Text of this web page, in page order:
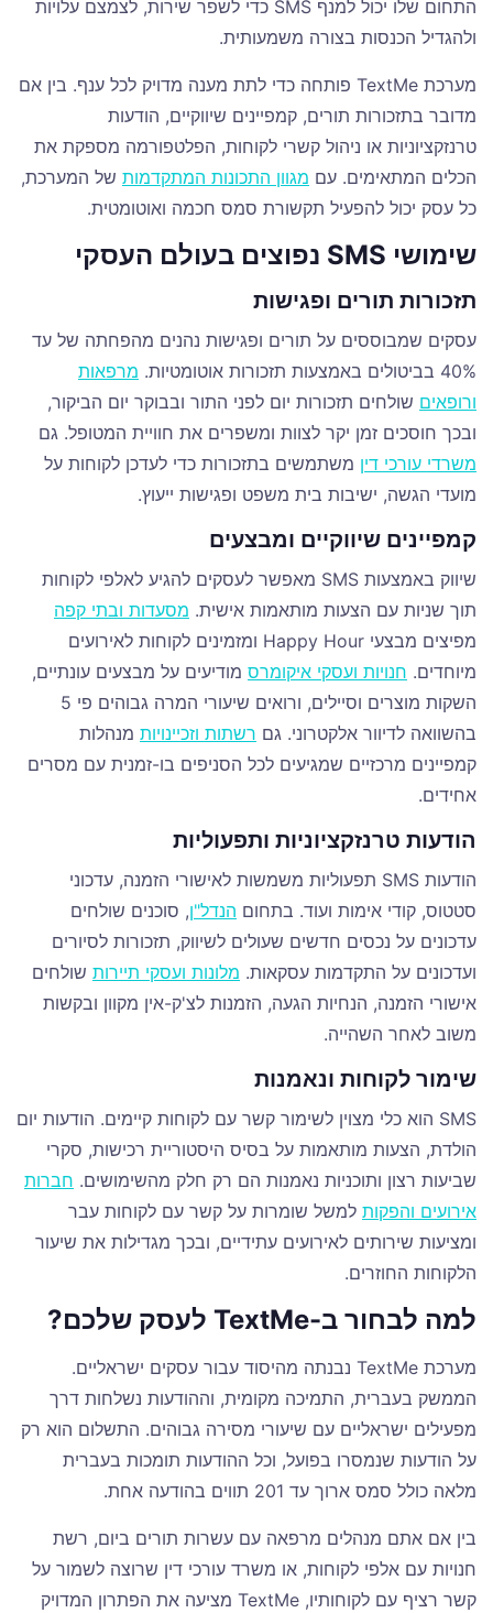
התחום שלו יכול למנף SMS כדי לשפר שירות, לצמצם עלויות
ולהגדיל הכנסות בצורה משמעותית.
מערכת TextMe פותחה כדי לתת מענה מדויק לכל ענף. בין אם
מדובר בתזכורות תורים, קמפיינים שיווקיים, הודעות
טרנזקציוניות או ניהול קשרי לקוחות, הפלטפורמה מספקת את
הכלים המתאימים. עם מגוון התכונות המתקדמות של המערכת,
כל עסק יכול להפעיל תקשורת סמס חכמה ואוטומטית.
שימושי SMS נפוצים בעולם העסקי
תזכורות תורים ופגישות
עסקים שמבוססים על תורים ופגישות נהנים מהפחתה של עד
40% בביטולים באמצעות תזכורות אוטומטיות.
מרפאות
ורופאים שולחים תזכורות יום לפני התור ובבוקר יום הביקור,
ובכך חוסכים זמן יקר לצוות ומשפרים את חוויית המטופל. גם
משרדי עורכי דין משתמשים בתזכורות כדי לעדכן לקוחות על
מועדי הגשה, ישיבות בית משפט ופגישות ייעוץ.
קמפיינים שיווקיים ומבצעים
שיווק באמצעות SMS מאפשר לעסקים להגיע לאלפי לקוחות
תוך שניות עם הצעות מותאמות אישית. מסעדות ובתי קפה
מפיצים מבצעי Happy Hour ומזמינים לקוחות לאירועים
מיוחדים. חנויות ועסקי איקומרס מודיעים על מבצעים עונתיים,
השקות מוצרים וסיילים, ורואים שיעורי המרה גבוהים פי 5
בהשוואה לדיוור אלקטרוני. גם רשתות וזכיינויות מנהלות
קמפיינים מרכזיים שמגיעים לכל הסניפים בו-זמנית עם מסרים
אחידים.
הודעות טרנזקציוניות ותפעוליות
הודעות SMS תפעוליות משמשות לאישורי הזמנה, עדכוני
סטטוס, קודי אימות ועוד. בתחום הנדל"ן, סוכנים שולחים
עדכונים על נכסים חדשים שעולים לשיווק, תזכורות לסיורים
ועדכונים על התקדמות עסקאות. מלונות ועסקי תיירות שולחים
אישורי הזמנה, הנחיות הגעה, הזמנות לצ'ק-אין מקוון ובקשות
משוב לאחר השהייה.
שימור לקוחות ונאמנות
SMS הוא כלי מצוין לשימור קשר עם לקוחות קיימים. הודעות יום
הולדת, הצעות מותאמות על בסיס היסטוריית רכישות, סקרי
שביעות רצון ותוכניות נאמנות הם רק חלק מהשימושים. חברות
אירועים והפקות למשל שומרות על קשר עם לקוחות עבר
ומציעות שירותים לאירועים עתידיים, ובכך מגדילות את שיעור
הלקוחות החוזרים.
למה לבחור ב-TextMe לעסק שלכם?
מערכת TextMe נבנתה מהיסוד עבור עסקים ישראליים.
הממשק בעברית, התמיכה מקומית, וההודעות נשלחות דרך
מפעילים ישראליים עם שיעורי מסירה גבוהים. התשלום הוא רק
על הודעות שנמסרו בפועל, וכל ההודעות תומכות בעברית
מלאה כולל סמס ארוך עד 201 תווים בהודעה אחת.
בין אם אתם מנהלים מרפאה עם עשרות תורים ביום, רשת
חנויות עם אלפי לקוחות, או משרד עורכי דין שרוצה לשמור על
קשר רציף עם לקוחותיו, TextMe מציעה את הפתרון המדויק